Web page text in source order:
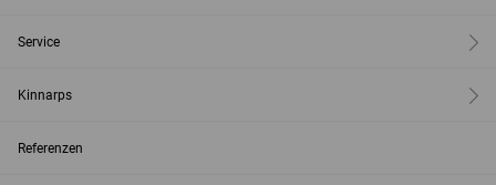
Service
Kinnarps
Referenzen